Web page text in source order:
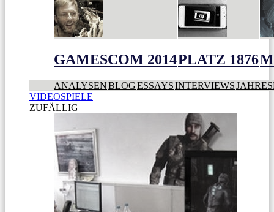
GAMESCOM 2014PLATZ 1876
ANALYSENBLOGESSAYSINTERVIEWS
VIDEOSPIELE
ZUFÄLLIG